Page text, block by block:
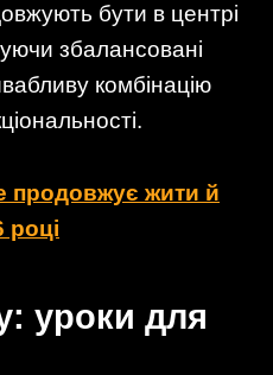
бути в центрі
збалансовані
комбінацію
продовжує жити й
році
уроки для